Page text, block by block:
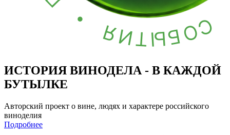
ИСТОРИЯ ВИНОДЕЛА - В КАЖДОЙ
БУТЫЛКЕ
Авторский проект о вине, людях и характере российского
виноделия
Подробнее